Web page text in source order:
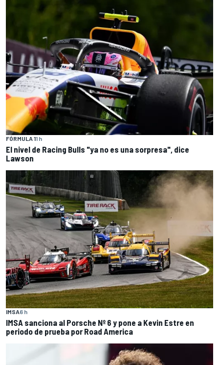
FÓRMULA 11 h
El nivel de Racing Bulls "ya no es una sorpresa", dice
Lawson
IMSA6 h
IMSA sanciona al Porsche Nº 6 y pone a Kevin Estre en
periodo de prueba por Road America